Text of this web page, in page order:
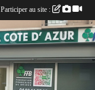
Participer au site :